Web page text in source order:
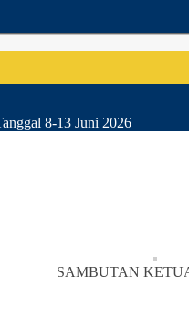
8-13 Juni 2026
SAMBUTAN